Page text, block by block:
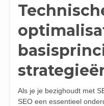
Als je je bezighoudt met
SEO een essentieel